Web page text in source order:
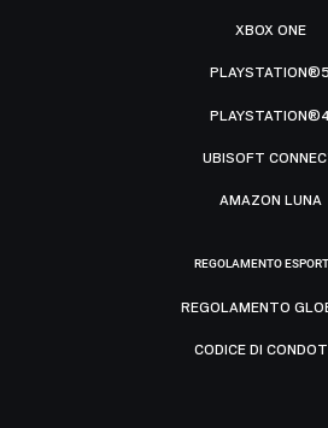
XBOX ONE
PLAYSTATION®5
UBISOFT
AMAZON LUNA
REGOLAMENTO
REGOLAMENTO
CODICE DI